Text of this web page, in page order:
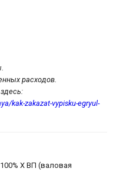
расходов.
kak-zakazat-vypisku-egryul-
Х ВП (валовая